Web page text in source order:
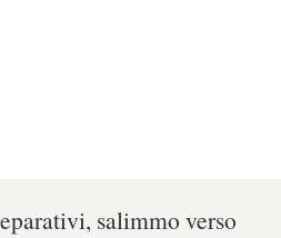
salimmo verso